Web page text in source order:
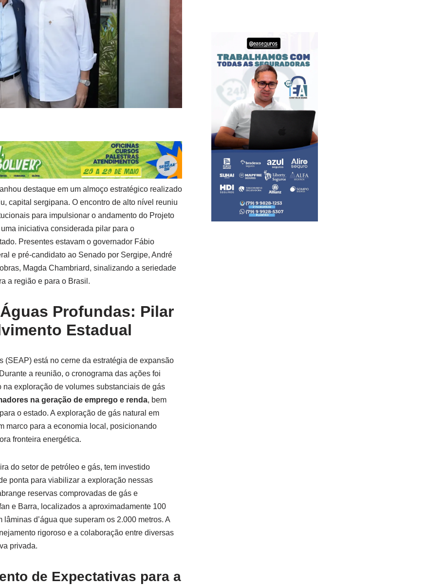
destaque em um almoço estratégico realizado
capital sergipana. O encontro de alto nível reuniu
para impulsionar o andamento do Projeto
iniciativa considerada pilar para o
Presentes estavam o governador Fábio
e pré-candidato ao Senado por Sergipe, André
Magda Chambriard, sinalizando a seriedade
a região e para o Brasil.
Profundas: Pilar
Estadual
(SEAP) está no cerne da estratégia de expansão
a reunião, o cronograma das ações foi
exploração de volumes substanciais de gás
na geração de emprego e renda, bem
o estado. A exploração de gás natural em
marco para a economia local, posicionando
fronteira energética.
do setor de petróleo e gás, tem investido
ponta para viabilizar a exploração nessas
reservas comprovadas de gás e
e Barra, localizados a aproximadamente 100
d’água que superam os 2.000 metros. A
rigoroso e a colaboração entre diversas
privada.
de Expectativas para a